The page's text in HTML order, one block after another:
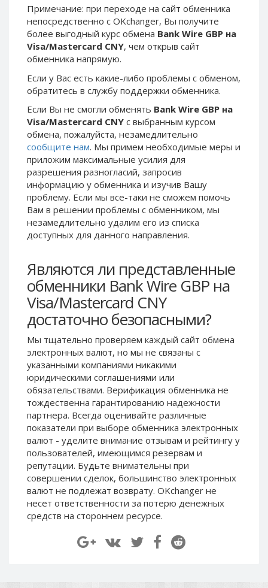
Примечание: при переходе на сайт обменника
непосредственно c OKchanger, Вы получите
более выгодный курс обмена Bank Wire GBP на
Visa/Mastercard CNY, чем открыв сайт
обменника напрямую.
Если у Вас есть какие-либо проблемы с обменом,
обратитесь в службу поддержки обменника.
Если Вы не смогли обменять Bank Wire GBP на
Visa/Mastercard CNY с выбранным курсом
обмена, пожалуйста, незамедлительно
сообщите нам. Мы примем необходимые меры и
приложим максимальные усилия для
разрешения разногласий, запросив
информацию у обменника и изучив Вашу
проблему. Если мы все-таки не сможем помочь
Вам в решении проблемы c обменником, мы
незамедлительно удалим его из списка
доступных для данного направления.
Являются ли представленные
обменники Bank Wire GBP на
Visa/Mastercard CNY
достаточно безопасными?
Мы тщательно проверяем каждый сайт обмена
электронных валют, но мы не связаны c
указанными компаниями никакими
юридическими соглашениями или
обязательствами. Верификация обменника не
тождественна гарантированию надежности
партнера. Всегда оценивайте различные
показатели при выборе обменника электронных
валют - уделите внимание отзывам и рейтингу у
пользователей, имеющимся резервам и
репутации. Будьте внимательны при
совершении сделок, большинство электронных
валют не подлежат возврату. OKchanger не
несет ответственности за потерю денежных
средств на стороннем ресурсе.
Epay USD
Epay EUR
Phone Balance RUB
Phone Balance UAH
Phone Balance AMD
Neteller USD
Neteller EUR
Neteller INR
Neteller PLN
Neteller GBP
Neteller NOK
Neteller SEK
PaySera USD
PaySera EUR
AliPay CNY
UnionPay CNY
Paymer USD
Paymer RUB
Paymer UAH
Capitalist USD
Capitalist RUB
Capitalist EUR
Payoneer USD
Revolut Binance USD
(BUSD)
Revolut USD
Revolut GBP
Global24 UAH
Piastrix RUB
Epay USD
Epay EUR
Phone Balance RUB
Phone Balance AMD
Neteller INR
Neteller PLN
Neteller GBP
Neteller NOK
Neteller SEK
PaySera USD
PaySera EUR
AliPay CNY
UnionPay CNY
Paymer USD
Paymer UAH
Capitalist USD
Capitalist RUB
Capitalist EUR
Payoneer USD
Payoneer EUR
Revolut Binance USD
(BUSD)
Revolut USD
Revolut EUR
Revolut GBP
Piastrix RUB